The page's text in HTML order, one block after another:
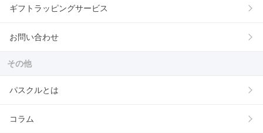
ギフトラッピングサービス
お問い合わせ
その他
パスクルとは
コラム